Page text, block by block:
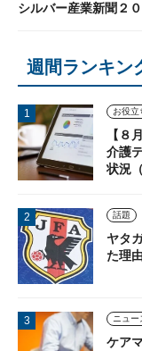
シルバー産業新聞２
週間ランキン
【８
介護
状況
話題
ヤタ
た理
ニュー
ケア